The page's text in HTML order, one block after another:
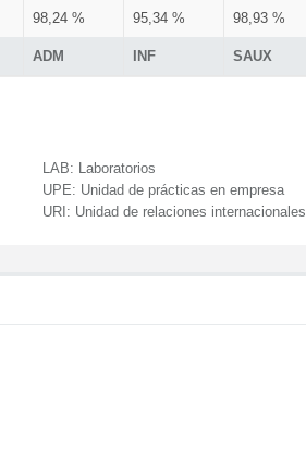
ADM INF SAUX
98,24 % 95,34 % 98,93 %
LAB: Laboratorios
UPE: Unidad de prácticas en empresa
URI: Unidad de relaciones internacionales